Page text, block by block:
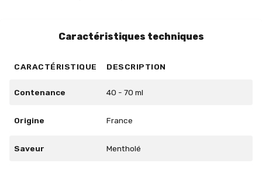
Caractéristiques techniques
CARACTÉRISTIQUE DESCRIPTION
Contenance 40 - 70 ml
Origine France
Saveur Mentholé